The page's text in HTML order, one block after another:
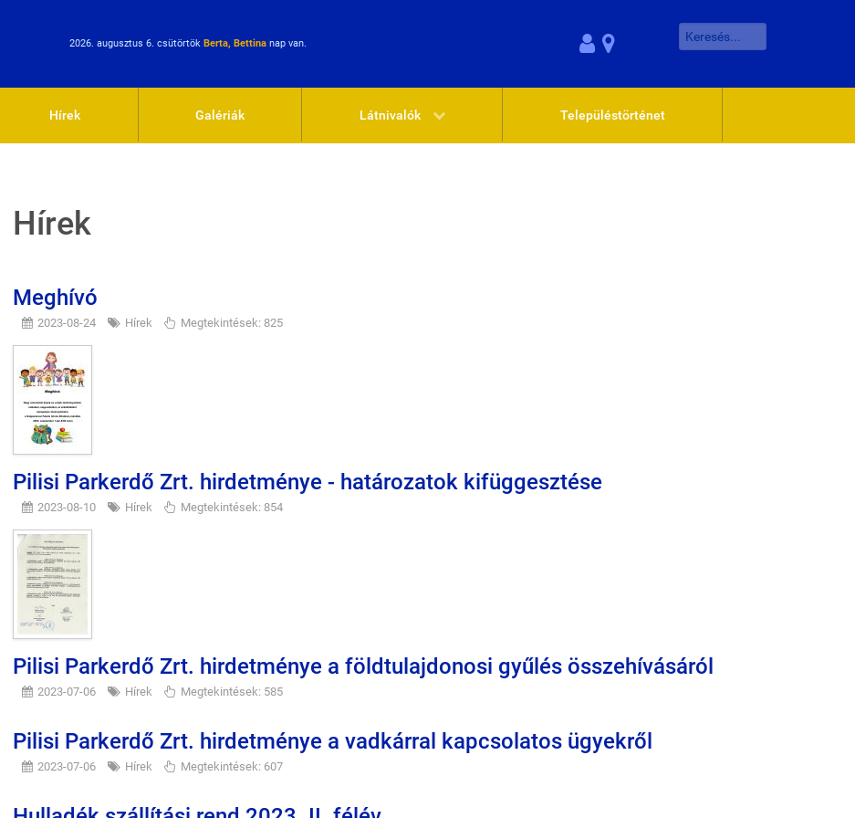
2026. augusztus 6. csütörtök Berta, Bettina nap van.
Hírek Galériák Látnivalók Településtörténet
Hírek
Meghívó
2023-08-24 Hírek Megtekintések: 825
Pilisi Parkerdő Zrt. hirdetménye - határozatok kifüggesztése
2023-08-10 Hírek Megtekintések: 854
Pilisi Parkerdő Zrt. hirdetménye a földtulajdonosi gyűlés összehívásáról
2023-07-06 Hírek Megtekintések: 585
Pilisi Parkerdő Zrt. hirdetménye a vadkárral kapcsolatos ügyekről
2023-07-06 Hírek Megtekintések: 607